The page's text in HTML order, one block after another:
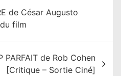
de César Augusto
film
PARFAIT de Rob Cohen
[Critique – Sortie Ciné]